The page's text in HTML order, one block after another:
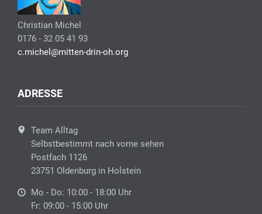
Christian Michel
0176 - 32 05 41 93
c.michel@mitten-drin-oh.org
ADRESSE
Team Alltag
Selbstbestimmt nach vorne sehen
Postfach 1126
23751 Oldenburg in Holstein
Mo - Do: 10:00 - 18:00 Uhr
Fr: 09:00 - 15:00 Uhr